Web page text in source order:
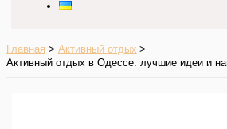
Главная
Активный отдых
Активный отдых в Одессе: лучшие идеи и